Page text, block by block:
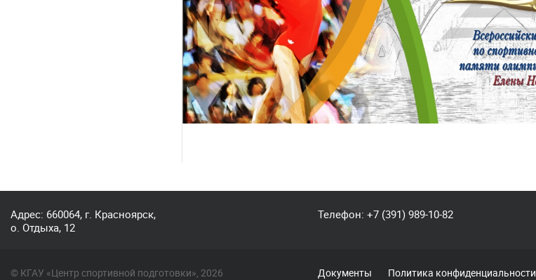
Адрес: 660064, г. Красноярск,
о. Отдыха, 12
Телефон: +7 (391) 989-10-82
© КГАУ «Центр спортивной подготовки», 2026 Документы Политика конфиденциальности